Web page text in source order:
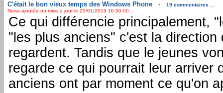
C'était le bon vieux temps des Windows Phone -
19 commentaires ...
News ajoutée ou mise à jour le 25/01/2019 16:30:00 ...
Ce qui différencie principalement,
"les plus anciens" c'est la direction
regardent. Tandis que le jeunes
regarde ce qui pourrait leur arriver
anciens ont par moment ce qu'on